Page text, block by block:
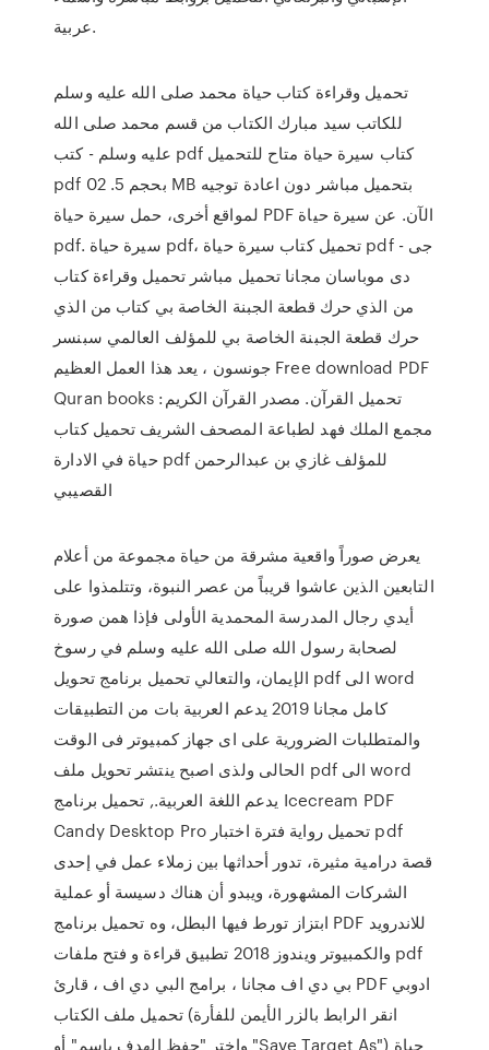
عربية.
تحميل وقراءة كتاب حياة محمد صلى الله عليه وسلم
للكاتب سيد مبارك الكتاب من قسم محمد صلى الله
عليه وسلم - كتب pdf كتاب سيرة حياة متاح للتحميل
pdf بحجم 5. 02 MB بتحميل مباشر دون اعادة توجيه
لمواقع أخرى، حمل سيرة حياة PDF الآن. عن سيرة حياة
pdf. سيرة حياة pdf، تحميل كتاب سيرة حياة pdf - جى
دى موباسان مجانا تحميل مباشر تحميل وقراءة كتاب
من الذي حرك قطعة الجبنة الخاصة بي كتاب من الذي
حرك قطعة الجبنة الخاصة بي للمؤلف العالمي سبنسر
جونسون ، يعد هذا العمل العظيم Free download PDF
Quran books تحميل القرآن. مصدر القرآن الكريم:
مجمع الملك فهد لطباعة المصحف الشريف تحميل كتاب
حياة في الادارة pdf للمؤلف غازي بن عبدالرحمن
القصيبي
يعرض صوراً واقعية مشرقة من حياة مجموعة من أعلام
التابعين الذين عاشوا قريباً من عصر النبوة، وتتلمذوا على
أيدي رجال المدرسة المحمدية الأولى فإذا همن صورة
لصحابة رسول الله صلى الله عليه وسلم في رسوخ
الإيمان، والتعالي تحميل برنامج تحويل pdf الى word
كامل مجانا 2019 يدعم العربية بات من التطبيقات
والمتطلبات الضرورية على اى جهاز كمبيوتر فى الوقت
الحالى ولذى اصبح ينتشر تحويل ملف pdf الى word
يدعم اللغة العربية., تحميل برنامج Icecream PDF
Candy Desktop Pro تحميل رواية فترة اختبار pdf
قصة درامية مثيرة، تدور أحداثها بين زملاء عمل في إحدى
الشركات المشهورة، ويبدو أن هناك دسيسة أو عملية
ابتزاز تورط فيها البطل، وه تحميل برنامج PDF للاندرويد
والكمبيوتر ويندوز 2018 تطبيق قراءة و فتح ملفات pdf
بي دي اف مجانا ، برامج البي دي اف ، قارئ PDF ادوبي
تحميل ملف الكتاب (انقر الرابط بالزر الأيمن للفأرة
واختر "حفظ الهدف باسم" أو "Save Target As") حياة